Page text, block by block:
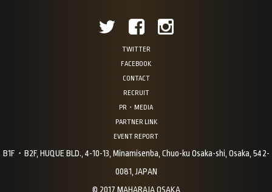
TWITTER
FACEBOOK
CONTACT
RECRUIT
PR・MEDIA
PARTNER LINK
EVENT REPORT
B1F・B2F, HUQUE BLD., 4-10-13, Minamisenba, Chuo-ku Osaka-shi, Osaka, 542-
0081, JAPAN
© 2017 MAHARAJA OSAKA